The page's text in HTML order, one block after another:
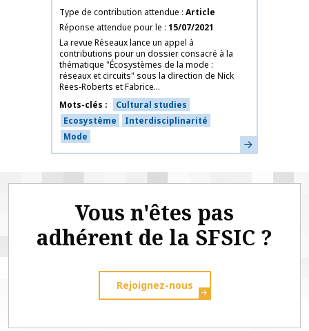
Type de contribution attendue Article
Réponse attendue pour le 15/07/2021
La revue Réseaux lance un appel à
contributions pour un dossier consacré à la
thématique "Écosystèmes de la mode :
réseaux et circuits" sous la direction de Nick
Rees-Roberts et Fabrice...
Mots-clés
Cultural studies
Ecosystème
Interdisciplinarité
Mode
En savoir plus
Vous n'êtes pas
adhérent de la SFSIC ?
Rejoignez-nous